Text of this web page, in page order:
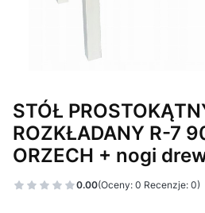
STÓŁ
ROZKŁADANY R-7
ORZECH + nogi
0.00(Oceny: 0 Recenzje: 0)